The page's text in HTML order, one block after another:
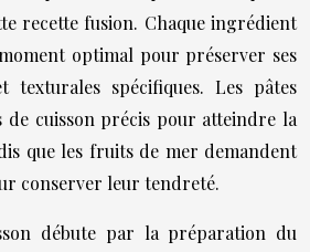
recette fusion. Chaque ingrédient
optimal pour préserver ses
texturales spécifiques. Les pâtes
de cuisson précis pour atteindre la
que les fruits de mer demandent
conserver leur tendreté.
débute par la préparation du